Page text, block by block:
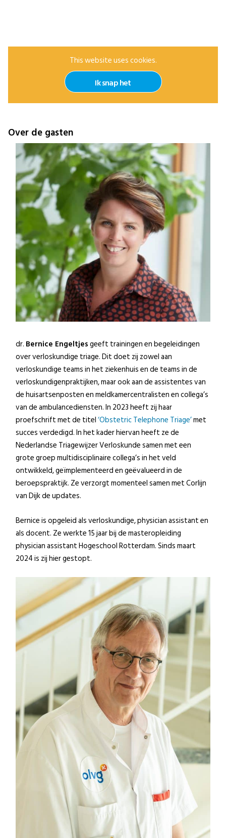
This website uses cookies.
Ik snap het
Over de gasten
dr. Bernice Engeltjesgeeft trainingen en begeleidingen
over verloskundige triage. Dit doet zij zowel aan
verloskundige teams in het ziekenhuis en de teams in de
verloskundigenpraktijken, maar ook aan de assistentes van
de huisartsenposten en meldkamercentralisten en collega’s
van de ambulancediensten. In 2023 heeft zij haar
proefschrift met de titel‘Obstetric Telephone Triage’met
succes verdedigd. In het kader hiervan heeft ze de
Nederlandse Triagewijzer Verloskunde samen met een
grote groep multidisciplinaire collega’s in het veld
ontwikkeld, geïmplementeerd en geëvalueerd in de
beroepspraktijk. Ze verzorgt momenteel samen met Corlijn
van Dijk de updates.
Bernice is opgeleid als verloskundige, physician assistant en
als docent. Ze werkte 15 jaar bij de masteropleiding
physician assistant Hogeschool Rotterdam. Sinds maart
2024 is zij hier gestopt.